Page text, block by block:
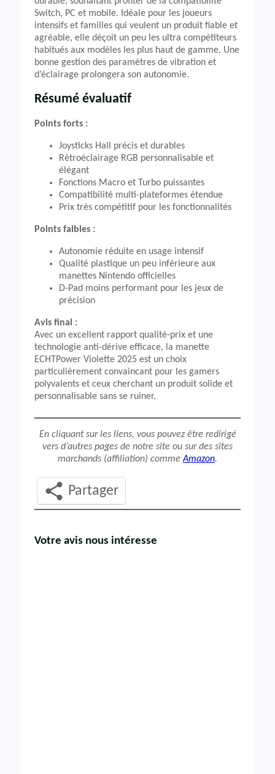
Switch, PC et mobile. Idéale pour les joueurs
intensifs et familles qui veulent un produit fiable et
agréable, elle déçoit un peu les ultra compétiteurs
habitués aux modèles les plus haut de gamme. Une
bonne gestion des paramètres de vibration et
d’éclairage prolongera son autonomie.
Résumé évaluatif
Points forts :
Joysticks Hall précis et durables
Rétroéclairage RGB personnalisable et
élégant
Fonctions Macro et Turbo puissantes
Compatibilité multi-plateformes étendue
Prix très compétitif pour les fonctionnalités
Points faibles :
Autonomie réduite en usage intensif
Qualité plastique un peu inférieure aux
manettes Nintendo officielles
D-Pad moins performant pour les jeux de
précision
Avis final :
Avec un excellent rapport qualité-prix et une
technologie anti-dérive efficace, la manette
ECHTPower Violette 2025 est un choix
particulièrement convaincant pour les gamers
polyvalents et ceux cherchant un produit solide et
personnalisable sans se ruiner.
En cliquant sur les liens, vous pouvez être redirigé
vers d’autres pages de notre site ou sur des sites
marchands (affiliation) commeAmazon.
Partager
Votre avis nous intéresse